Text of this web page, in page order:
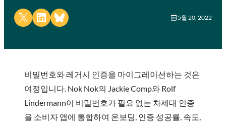
Share on X Share on LinkedIn
Share on Bluesky 5월 20, 2022
비밀번호와 레거시 인증을 마이그레이션하는 것은
여정입니다. Nok Nok의 Jackie Comp와 Rolf
Lindermann이 비밀번호가 필요 없는 차세대 인증
을 소비자 앱에 통합하여 온보딩, 인증 성공률, 속도,